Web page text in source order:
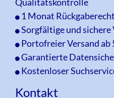
Qualitätskontrolle
1 Monat Rückgaberecht
Sorgfältige und sichere
Portofreier Versand ab
Garantierte
Kostenloser
Kontakt